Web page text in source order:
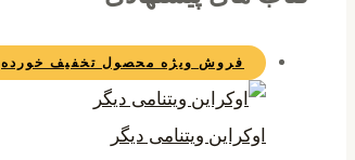
فروش ویژه محصول تخفیف خورده
اوکراین ویتنامی دیگر